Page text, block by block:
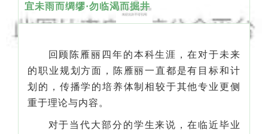
宜未雨而绸缪·勿临渴而掘井
回顾陈雁丽四年的本科生涯，在对于未来
的职业规划方面，陈雁丽一直都是有目标和计
划的，传播学的培养体制相较于其他专业更侧
重于理论与内容。
对于当代大部分的学生来说，在临近毕业